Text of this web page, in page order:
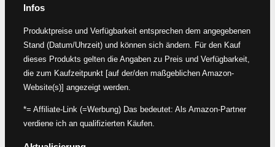
Infos
Produktpreise und Verfügbarkeit entsprechen dem angegebenen
Stand (Datum/Uhrzeit) und können sich ändern. Für den Kauf
dieses Produkts gelten die Angaben zu Preis und Verfügbarkeit,
die zum Kaufzeitpunkt [auf der/den maßgeblichen Amazon-
Website(s)] angezeigt werden.
*= Affiliate-Link (=Werbung) Das bedeutet: Als Amazon-Partner
verdiene ich an qualifizierten Käufen.